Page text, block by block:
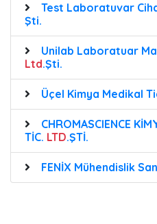
Test Laboratuvar
Şti.
Unilab Laboratuar
Ltd.Şti.
Üçel Kimya Medikal
CHROMASCIENCE
TİC. LTD.ŞTİ.
FENİX Mühendislik